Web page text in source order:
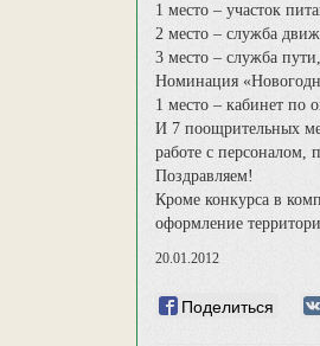
1 место – участок
2 место – служба
3 место – служба
Номинация
1 место – кабинет по
И 7 поощрительных
работе с персоналом,
Поздравляем!
Кроме конкурса в
оформление
20.01.2012
Поделиться